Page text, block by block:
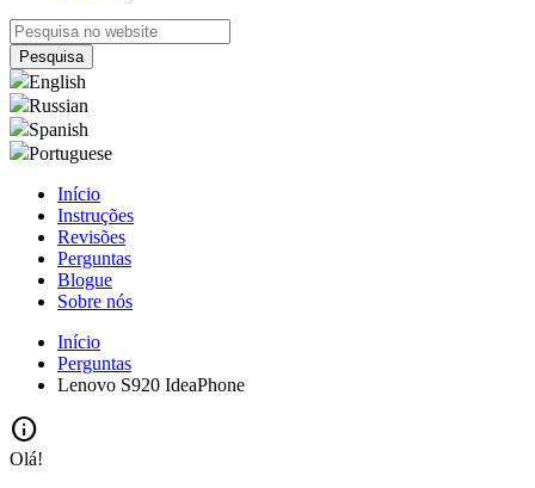
English
Russian
Spanish
Portuguese
Início
Instruções
Revisões
Perguntas
Blogue
Sobre nós
Início
Perguntas
Lenovo S920 IdeaPhone
info
Olá!